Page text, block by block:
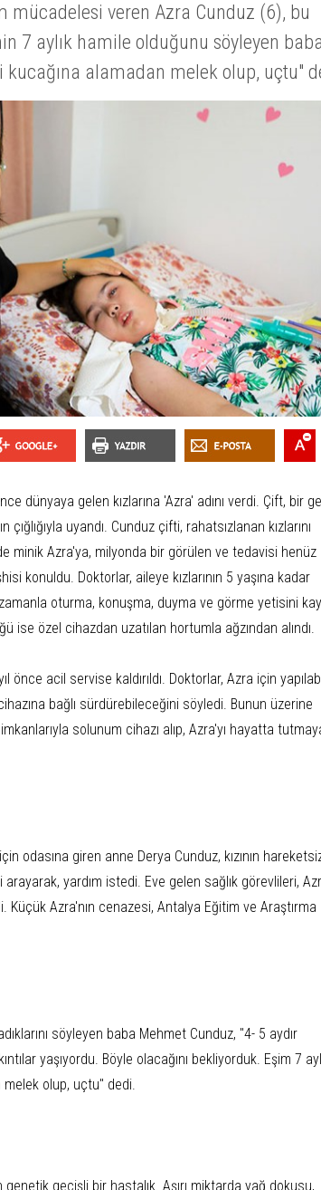
mücadelesi veren Azra Cunduz (6), bu
7 aylık hamile olduğunu söyleyen
alamadan melek olup, uçtu"
dünyaya gelen kızlarına 'Azra' adını verdi. Çift, bir
çığlığıyla uyandı. Cunduz çifti, rahatsızlanan kızlarını
minik Azra'ya, milyonda bir görülen ve tedavisi henüz
konuldu. Doktorlar, aileye kızlarının 5 yaşına kadar
oturma, konuşma, duyma ve görme yetisini
ise özel cihazdan uzatılan hortumla ağzından alındı.
önce acil servise kaldırıldı. Doktorlar, Azra için
bağlı sürdürebileceğini söyledi. Bunun üzerine
solunum cihazı alıp, Azra'yı hayatta
odasına giren anne Derya Cunduz, kızının
arayarak, yardım istedi. Eve gelen sağlık görevlileri,
Küçük Azra'nın cenazesi, Antalya Eğitim ve Araştırma
söyleyen baba Mehmet Cunduz, "4- 5 aydır
yaşıyordu. Böyle olacağını bekliyorduk. Eşim 7
melek olup, uçtu" dedi.
geçişli bir hastalık. Aşırı miktarda yağ dokusu,